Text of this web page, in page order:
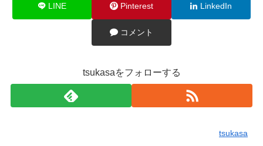
LINE Pinterest LinkedIn
コメント
tsukasaをフォローする
tsukasa